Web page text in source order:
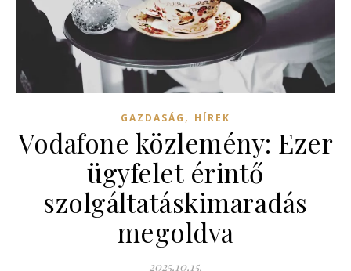
GAZDASÁG , HÍREK
Vodafone közlemény: Ezer
ügyfelet érintő
szolgáltatáskimaradás
megoldva
2025.10.15.